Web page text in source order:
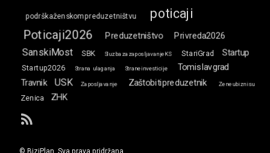
podrškaženskompreduzetništvu poticaji
Poticaji2026 Preduzetništvo Privreda2026
SanskiMost SBK SluzbazazaposljavanjeKS StariGrad Startup
Startup2026 Strana ulaganja Straneinvesticije
Tomislavgrad
Travnik
USK Zaposljavanje Zaštobitipreduzetnik Zeneubiznisu
Zenica ZHK
RSS
© BiziPlan. Sva prava pridržana.